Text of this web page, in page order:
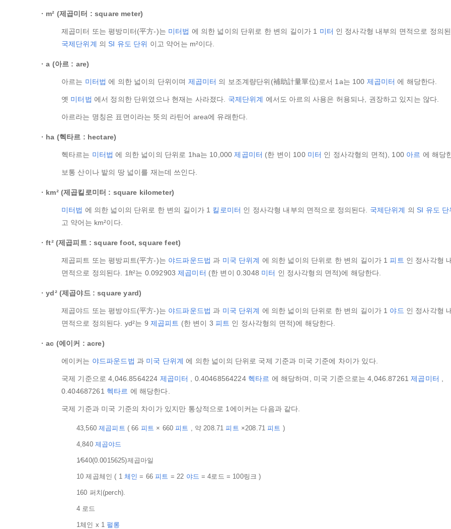
관련용어
m² (제곱미터 : square meter)
제곱미터 또는 평방미터(平方-)는 미터법 에 의한 넓이의 단위로 한 변의 길이가 1 미터 인 정사각형 내부의 면적으로 정의
국제단위계 의SI 유도 단위 이고 약어는 m²이다.
a (아르 : are)
아르는 미터법 에 의한 넓이의 단위이며 제곱미터 의 보조계량단위(補助計量單位)로서 1a는 100 제곱미터 에 해당한다.
옛 미터법 에서 정의한 단위였으나 현재는 사라졌다. 국제단위계 에서도 아르의 사용은 허용되나, 권장하고 있지는 않다.
아르라는 명칭은 표면이라는 뜻의 라틴어 area에 유래한다.
ha (헥타르 : hectare)
헥타르는 미터법 에 의한 넓이의 단위로 1ha는 10,000제곱미터 (한 변이 100 미터 인 정사각형의 면적), 100 아르 에 해당
보통 산이나 밭의 땅 넓이를 재는데 쓰인다.
km² (제곱킬로미터 : square kilometer)
미터법 에 의한 넓이의 단위로 한 변의 길이가 1 킬로미터 인 정사각형 내부의 면적으로 정의된다. 국제단위계 의SI 유도 단
고 약어는 km²이다.
ft² (제곱피트 : square foot, square feet)
제곱피트 또는 평방피트(平方-)는 야드파운드법 과 미국 단위계 에 의한 넓이의 단위로 한 변의 길이가 1피트 인 정사각형
면적으로 정의된다. 1ft²는 0.092903제곱미터 (한 변이 0.3048 미터 인 정사각형의 면적)에 해당한다.
yd² (제곱야드 : square yard)
제곱야드 또는 평방야드(平方-)는 야드파운드법 과 미국 단위계 에 의한 넓이의 단위로 한 변의 길이가 1 야드 인 정사각형
면적으로 정의된다. yd²는 9 제곱피트 (한 변이 3 피트 인 정사각형의 면적)에 해당한다.
ac (에이커 : acre)
에이커는 야드파운드법 과 미국 단위계 에 의한 넓이의 단위로 국제 기준과 미국 기준에 차이가 있다.
국제 기준으로 4,046.8564224 제곱미터 , 0.40468564224 헥타르 에 해당하며, 미국 기준으로는 4,046.87261제곱미터
0.404687261 헥타르 에 해당한다.
국제 기준과 미국 기준의 차이가 있지만 통상적으로 1에이커는 다음과 같다.
43,560제곱피트 ( 66 피트 × 660피트 , 약 208.71피트 ×208.71피트 )
4,840 제곱야드
1⁄640(0.0015625)제곱마일
10 제곱체인 ( 1 체인 = 66피트 = 22 야드 = 4로드 = 100링크 )
160 퍼치(perch).
4 로드
1체인 x 1 펄롱